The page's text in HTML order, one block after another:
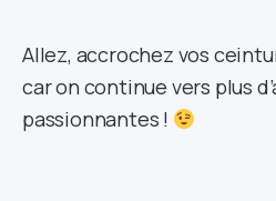
Allez, accrochez vos
car on continue vers plus
passionnantes !